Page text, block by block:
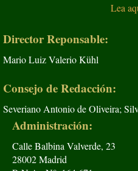
Lea
Director Reponsable:
Mario Luiz Valerio Kühl
Consejo de Redacción:
Severiano Antonio de Oliveira;
Administración:
Calle Balbina Valverde, 23
28002 Madrid